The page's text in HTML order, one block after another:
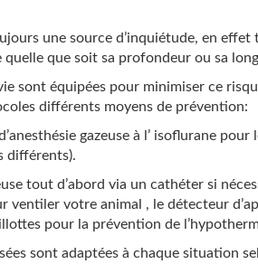
une source d’inquiétude, en
quelle que soit sa profondeur ou sa
sont équipées pour minimiser ce
différents moyens de prévention:
gazeuse à l’ isoflurane
différents).
tout d’abord via un cathéter si
ventiler votre animal , le détecteur
pour la prévention de
sont adaptées à chaque situation